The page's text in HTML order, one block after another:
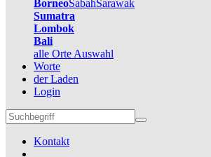
BorneoSabahSarawak
Sumatra
Lombok
Bali
alle Orte Auswahl
Worte
der Laden
Login
Kontakt